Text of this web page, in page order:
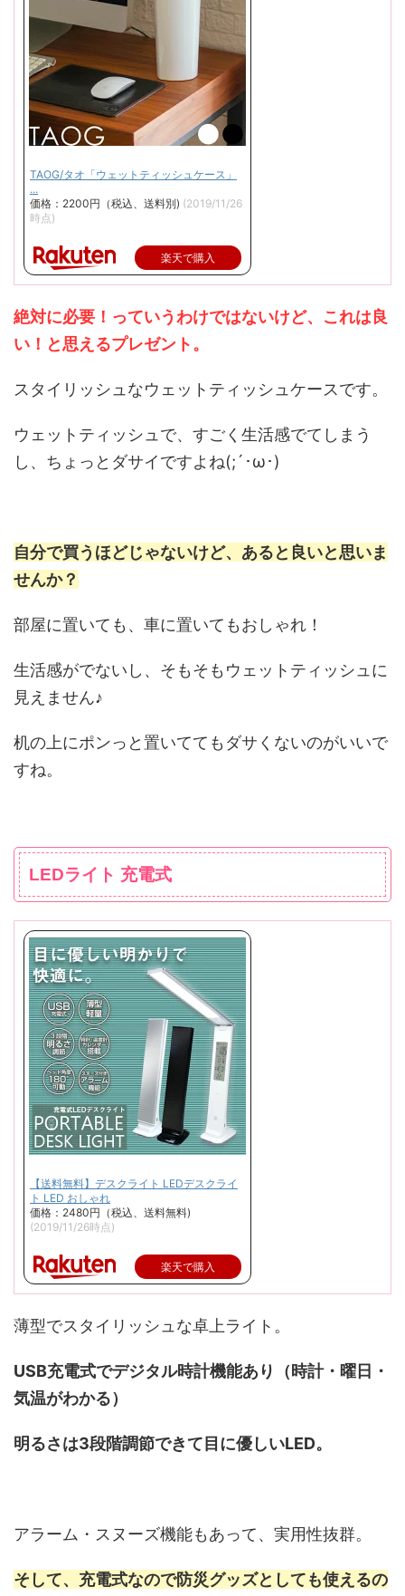
TAOG/タオ「ウェットティッシュケース」
...
価格：2200円（税込、送料別) (2019/11/26
時点)
楽天で購入
絶対に必要！っていうわけではないけど、これは良
い！と思えるプレゼント。
スタイリッシュなウェットティッシュケースです。
ウェットティッシュで、すごく生活感でてしまう
し、ちょっとダサイですよね(;´･ω･)
自分で買うほどじゃないけど、あると良いと思いま
せんか？
部屋に置いても、車に置いてもおしゃれ！
生活感がでないし、そもそもウェットティッシュに
見えません♪
机の上にポンっと置いててもダサくないのがいいで
すね。
LEDライト 充電式
【送料無料】デスクライト LEDデスクライ
ト LED おしゃれ
価格：2480円（税込、送料無料)
(2019/11/26時点)
楽天で購入
薄型でスタイリッシュな卓上ライト。
USB充電式でデジタル時計機能あり（時計・曜日・
気温がわかる）
明るさは3段階調節できて目に優しいLED。
アラーム・スヌーズ機能もあって、実用性抜群。
そして、充電式なので防災グッズとしても使えるの